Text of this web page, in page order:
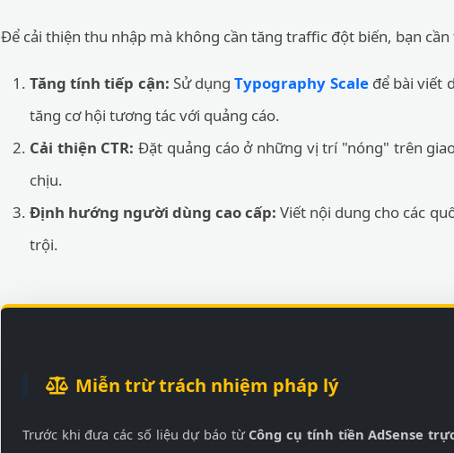
Để cải thiện thu nhập mà không cần tăng traffic đột biến, bạn
Tăng tính tiếp cận: Sử dụngTypography Scaleđể bài viết
tăng cơ hội tương tác với quảng cáo.
Cải thiện CTR: Đặt quảng cáo ở những vị trí "nóng" trên
chịu.
Định hướng người dùng cao cấp: Viết nội dung cho các
trội.
Miễn trừ trách nhiệm pháp lý
Trước khi đưa các số liệu dự báo từ Công cụ tính tiền AdSense